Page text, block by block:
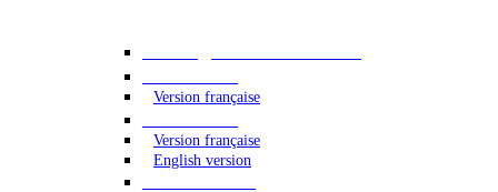
Version française
Version française
English version